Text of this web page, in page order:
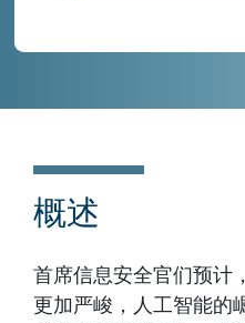
概述
首席信息安全官们预计
更加严峻，人工智能的